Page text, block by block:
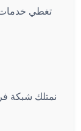
تغطي خدمات
نمتلك شبكة